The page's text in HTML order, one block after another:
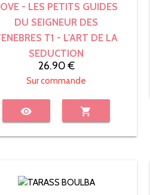
- LES PETITS GUIDES
DU SEIGNEUR DES
T1 - L'ART DE LA
SEDUCTION
26.90 €
Sur commande
visibility shopping_cart